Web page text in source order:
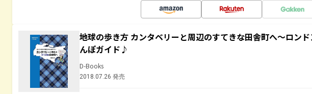
地球の歩き方 カンタベリーと周辺のすてきな田舎町へ～ロン
んぽガイド♪
D-Books
2018.07.26 発売